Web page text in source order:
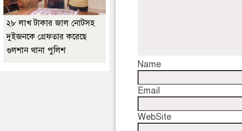
Name
Email
WebSite
২৮ লাখ টাকার জাল নোটসহ
দুইজনকে গ্রেফতার করেছে
গুলশান থানা পুলিশ